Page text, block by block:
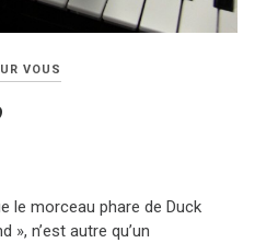
VOUS
le morceau phare de Duck
», n’est autre qu’un